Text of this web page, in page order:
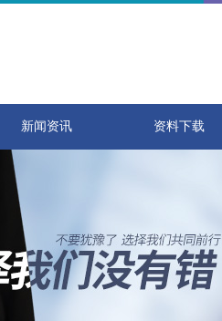
新闻资讯 资料下载